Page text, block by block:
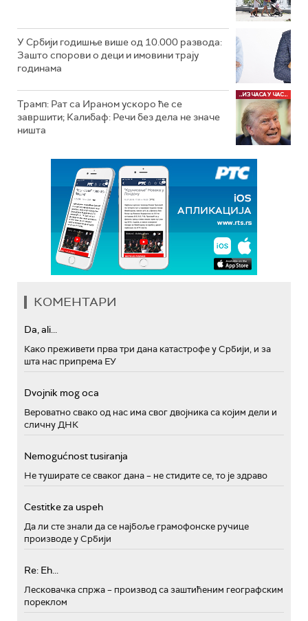
У Србији годишње више од 10.000 развода:
Зашто спорови о деци и имовини трају
годинама
Трамп: Рат са Ираном ускоро ће се
завршити; Калибаф: Речи без дела не значе
ништа
КОМЕНТАРИ
Da, ali...
Како преживети прва три дана катастрофе у Србији, и за
шта нас припрема ЕУ
Dvojnik mog oca
Вероватно свако од нас има свог двојника са којим дели и
сличну ДНК
Nemogućnost tusiranja
Не туширате се сваког дана – не стидите се, то је здраво
Cestitke za uspeh
Да ли сте знали да се најбоље грамофонске ручице
производе у Србији
Re: Eh...
Лесковачка спржа – производ са заштићеним географским
пореклом